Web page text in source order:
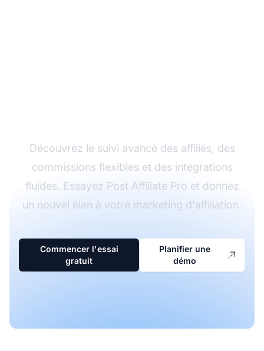
Découvrez le suivi avancé des affiliés, des
commissions flexibles et des intégrations
fluides. Essayez Post Affiliate Pro et donnez
un nouvel élan à votre marketing d'affiliation.
Commencer l'essai
gratuit
Planifier une
démo